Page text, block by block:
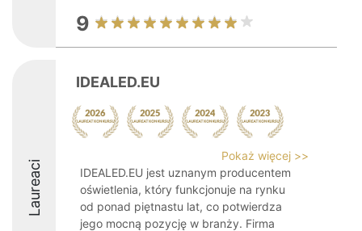
9
Laureaci
IDEALED.EU
Pokaż więcej >>
IDEALED.EU jest uznanym producentem
oświetlenia, który funkcjonuje na rynku
od ponad piętnastu lat, co potwierdza
jego mocną pozycję w branży. Firma